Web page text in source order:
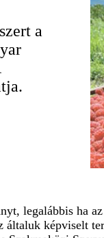
a
legalábbis ha
általuk képviselt